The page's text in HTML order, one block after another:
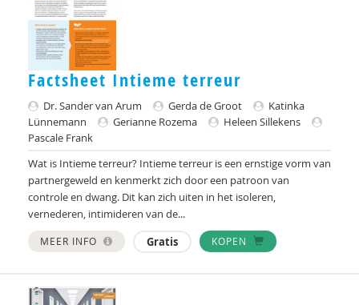
Jeanne Gubbels
Suze Hageman
Hanna Harthoorn
Margreet ten Have
Jo Hermanns
Cees Hoefnagels
Sophie Hospers
Marije van der Hulst
Janine Janssen
Factsheet Intieme terreur
Dr. Sander van Arum Gerda de Groot
Katinka
Lünnemann
Gerianne Rozema
Heleen Sillekens
Pascale Frank
Wat is Intieme terreur? Intieme terreur is een ernstige vorm van
partnergeweld en kenmerkt zich door een patroon van
controle en dwang. Dit kan zich uiten in het isoleren,
vernederen, intimideren van de...
MEER INFO Gratis KOPEN